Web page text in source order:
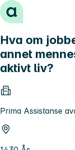
Hopp til innhold
Hva om
annet
aktivt liv?
Prima Assistanse